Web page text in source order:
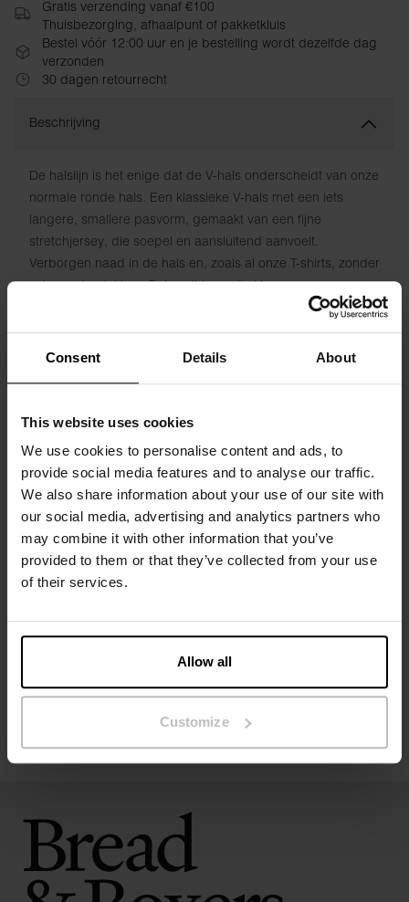
Consent Details About
This website uses cookies
We use cookies to personalise content and ads, to
provide social media features and to analyse our traffic.
We also share information about your use of our site with
our social media, advertising and analytics partners who
may combine it with other information that you’ve
provided to them or that they’ve collected from your use
of their services.
Allow all
Customize
Gratis verzending vanaf €100
Thuisbezorging, afhaalpunt of pakketkluis
Bestel vóór 12:00 uur en je bestelling wordt dezelfde dag
verzonden
30 dagen retourrecht
Beschrijving
De halslijn is het enige dat de V-hals onderscheidt van onze
normale ronde hals. Een klassieke V-hals met een iets
langere, smallere pasvorm, gemaakt van een fijne
stretchjersey, die soepel en aansluitend aanvoelt.
Verborgen naad in de hals en, zoals al onze T-shirts, zonder
schurende plekken. Behoudt lang zijn kleur en vorm.
Materiaal: 94% biologisch katoen, 6% elastaan ​​– 190 g/m²
Specificatie
Maatgids
Wasvoorschriften
Rekommenderade produkter
€ 14.95 € 34.94